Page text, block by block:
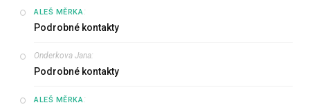
ALEŠ MĚRKA:
Podrobné kontakty
Onderkova Jana:
Podrobné kontakty
ALEŠ MĚRKA: